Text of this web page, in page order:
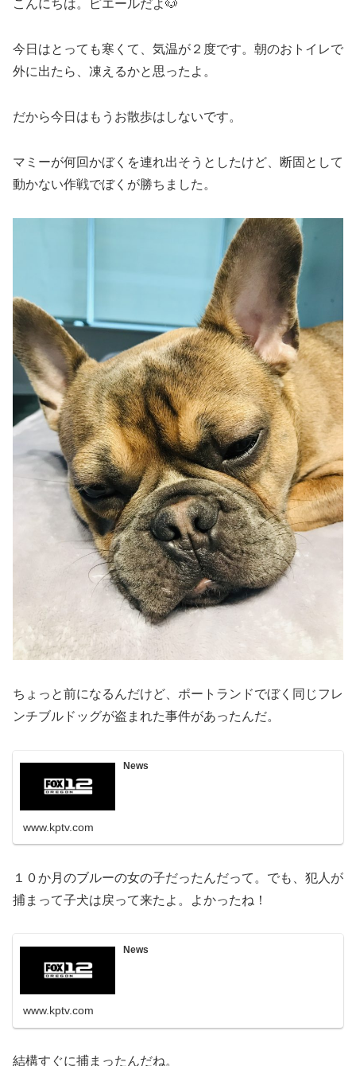
こんにちは。ピエールだよ🐶
今日はとっても寒くて、気温が２度です。朝のおトイレで
外に出たら、凍えるかと思ったよ。
だから今日はもうお散歩はしないです。
マミーが何回かぼくを連れ出そうとしたけど、断固として
動かない作戦でぼくが勝ちました。
ちょっと前になるんだけど、ポートランドでぼく同じフレ
ンチブルドッグが盗まれた事件があったんだ。
News
www.kptv.com
１０か月のブルーの女の子だったんだって。でも、犯人が
捕まって子犬は戻って来たよ。よかったね！
News
www.kptv.com
結構すぐに捕まったんだね。